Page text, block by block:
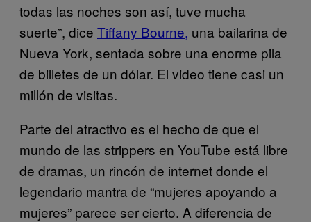
todas las noches son así, tuve mucha
suerte”, dice Tiffany Bourne, una bailarina de
Nueva York, sentada sobre una enorme pila
de billetes de un dólar. El video tiene casi un
millón de visitas.
Parte del atractivo es el hecho de que el
mundo de las strippers en YouTube está libre
de dramas, un rincón de internet donde el
legendario mantra de “mujeres apoyando a
mujeres” parece ser cierto. A diferencia de